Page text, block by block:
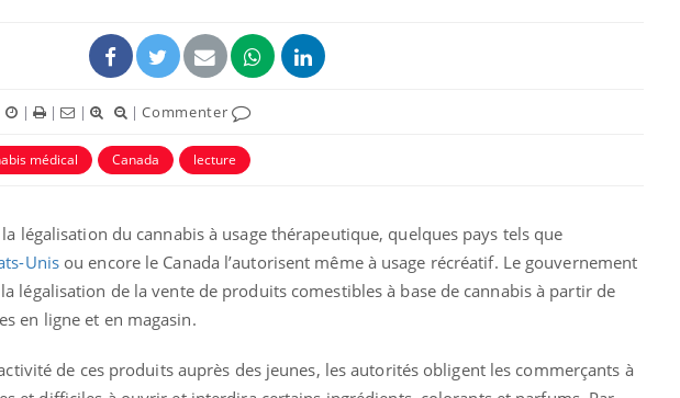
| | | |Commenter
médical Canada lecture
légalisation du cannabis à usage thérapeutique, quelques pays tels que
Unisou encore le Canada l’autorisent même à usage récréatif. Le gouvernement
légalisation de la vente de produits comestibles à base de cannabis à partir de
en ligne et en magasin.
de ces produits auprès des jeunes, les autorités obligent les commerçants à